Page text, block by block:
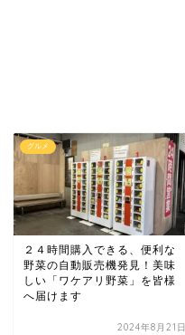
グルメ
２４時間購入できる、便利な
野菜の自動販売機発見！美味
しい「ワケアリ野菜」を皆様
へ届けます
2024年8月21日